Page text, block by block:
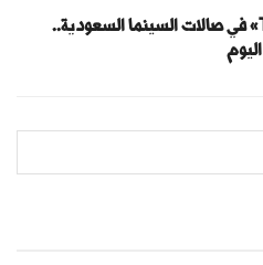
فيلم «The Tiger’s Nest» في صالات السينما السعودية..
اليوم